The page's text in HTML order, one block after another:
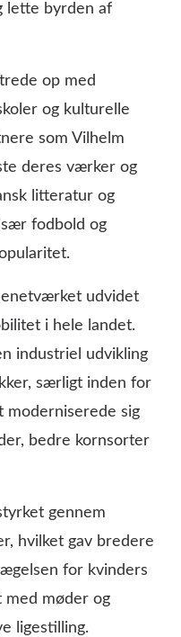
lette byrden af
op med
og kulturelle
som Vilhelm
deres værker og
litteratur og
fodbold og
udvidet
i hele landet.
industriel udvikling
særligt inden for
moderniserede sig
bedre kornsorter
gennem
hvilket gav bredere
for kvinders
med møder og
ligestilling.